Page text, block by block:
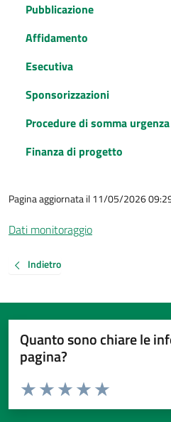
Pubblicazione
Affidamento
Esecutiva
Sponsorizzazioni
Procedure di somma
Finanza di progetto
Pagina aggiornata il 11/05/2026
Dati monitoraggio
Indietro
Quanto sono chiare le
pagina?
Valuta da 1 a 5 stelle la pagina
Valuta 5 stelle
Valuta 4 stelle su 5
Valuta 3 stelle su 5
Valuta 2 stelle su 5
Valuta 1 stelle su 5